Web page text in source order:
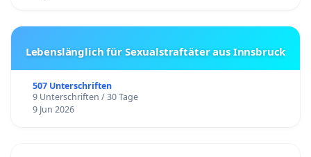
Lebenslänglich für Sexualstraftäter aus Innsbruck
507 Unterschriften
9 Unterschriften / 30 Tage
9 Jun 2026